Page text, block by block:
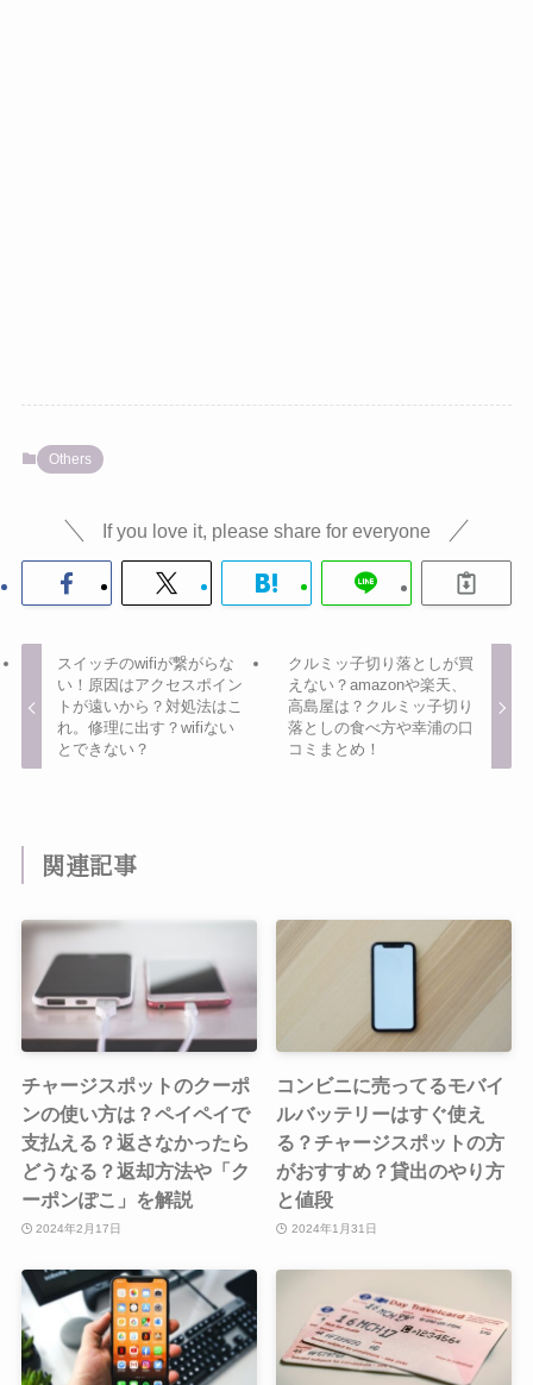
Others
If you love it, please share for everyone
スイッチのwifiが繋がらな
い！原因はアクセスポイン
トが遠いから？対処法はこ
れ。修理に出す？wifiない
とできない？
クルミッ子切り落としが買
えない？amazonや楽天、
高島屋は？クルミッ子切り
落としの食べ方や幸浦の口
コミまとめ！
関連記事
チャージスポットのクーポ
ンの使い方は？ペイペイで
支払える？返さなかったら
どうなる？返却方法や「ク
ーポンぽこ」を解説
2024年2月17日
コンビニに売ってるモバイ
ルバッテリーはすぐ使え
る？チャージスポットの方
がおすすめ？貸出のやり方
と値段
2024年1月31日